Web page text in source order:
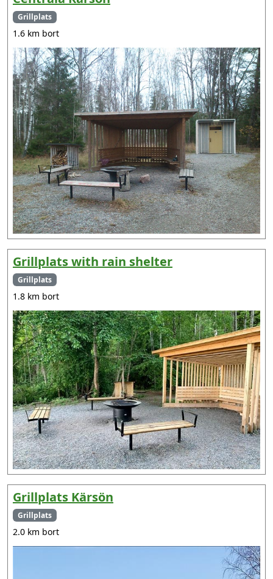
Grillplats
1.6 km bort
Grillplats with rain shelter
Grillplats
1.8 km bort
Grillplats Kärsön
Grillplats
2.0 km bort